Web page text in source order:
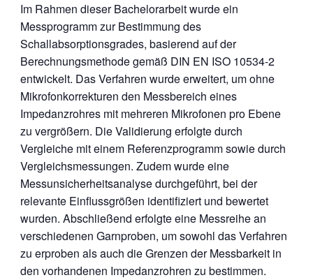
Im Rahmen dieser Bachelorarbeit wurde ein
Messprogramm zur Bestimmung des
Schallabsorptionsgrades, basierend auf der
Berechnungsmethode gemäß DIN EN ISO 10534-2
entwickelt. Das Verfahren wurde erweitert, um ohne
Mikrofonkorrekturen den Messbereich eines
Impedanzrohres mit mehreren Mikrofonen pro Ebene
zu vergrößern. Die Validierung erfolgte durch
Vergleiche mit einem Referenzprogramm sowie durch
Vergleichsmessungen. Zudem wurde eine
Messunsicherheitsanalyse durchgeführt, bei der
relevante Einflussgrößen identifiziert und bewertet
wurden. Abschließend erfolgte eine Messreihe an
verschiedenen Garnproben, um sowohl das Verfahren
zu erproben als auch die Grenzen der Messbarkeit in
den vorhandenen Impedanzrohren zu bestimmen.